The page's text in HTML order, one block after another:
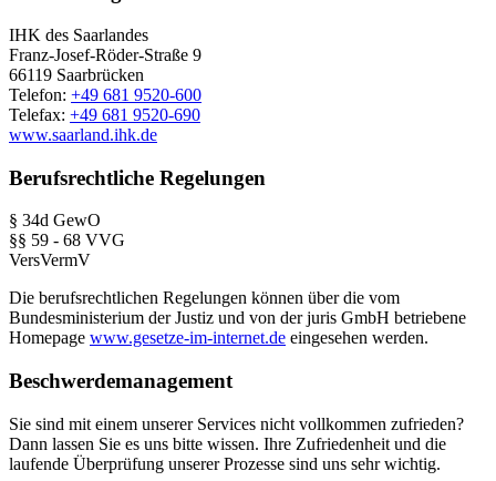
IHK des Saarlandes
Franz-Josef-Röder-Straße 9
66119 Saarbrücken
Telefon: +49 681 9520-600
Telefax: +49 681 9520-690
www.saarland.ihk.de
Berufsrechtliche Regelungen
§ 34d GewO
§§ 59 - 68 VVG
VersVermV
Die berufsrechtlichen Regelungen können über die vom
Bundesministerium der Justiz und von der juris GmbH betriebene
Homepage www.gesetze-im-internet.de eingesehen werden.
Beschwerdemanagement
Sie sind mit einem unserer Services nicht vollkommen zufrieden?
Dann lassen Sie es uns bitte wissen. Ihre Zufriedenheit und die
laufende Überprüfung unserer Prozesse sind uns sehr wichtig.